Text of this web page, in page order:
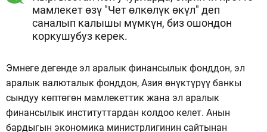
мамлекет өзү "Чет өлкөлүк өкүл" деп
саналып калышы мүмкүн, биз ошондон
коркушубуз керек.
Эмнеге дегенде эл аралык финансылык фонддон, эл
аралык валюталык фонддон, Азия өнүктүрүү банкы
сындуу көптөгөн мамлекеттик жана эл аралык
финансылык институттардан колдоо келет. Анын
бардыгын экономика министрлигинин сайтынан